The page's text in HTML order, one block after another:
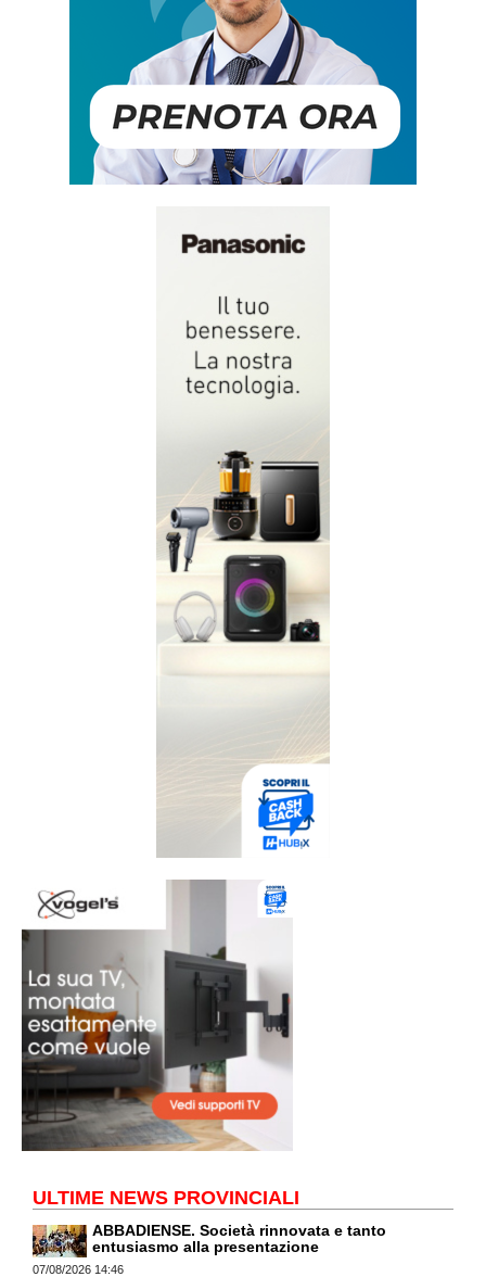
ULTIME NEWS PROVINCIALI
ABBADIENSE. Società rinnovata e tanto
entusiasmo alla presentazione
07/08/2026 14:46